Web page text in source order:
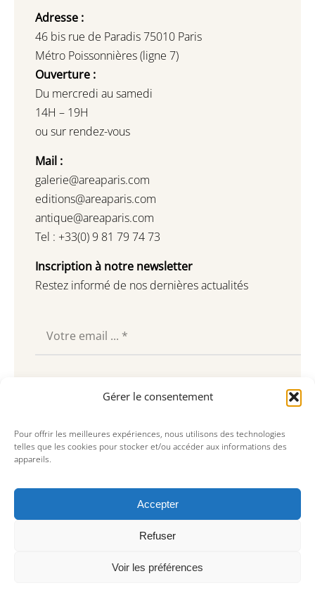
Gérer le consentement
Pour offrir les meilleures expériences, nous utilisons des technologies
telles que les cookies pour stocker et/ou accéder aux informations des
appareils.
Accepter
Refuser
Voir les préférences
Adresse :
46 bis rue de Paradis 75010 Paris
Métro Poissonnières (ligne 7)
Ouverture :
Du mercredi au samedi
14H – 19H
ou sur rendez-vous
Mail :
galerie@areaparis.com
editions@areaparis.com
antique@areaparis.com
Tel : +33(0) 9 81 79 74 73
Inscription à notre newsletter
Restez informé de nos dernières actualités
Souscrire